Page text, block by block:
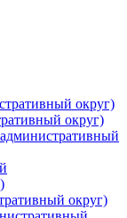
округ)
округ)
округ)